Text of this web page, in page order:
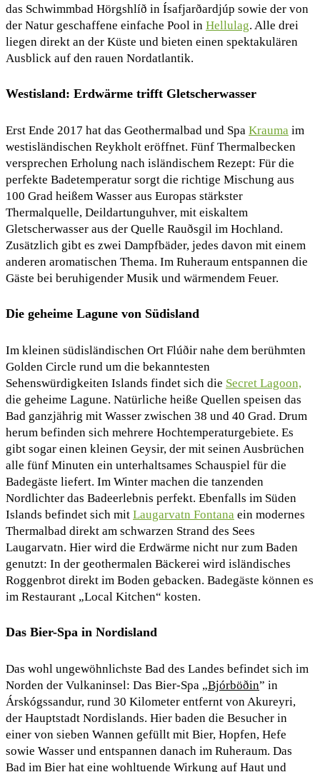
das Schwimmbad Hörgshlíð in Ísafjarðardjúp sowie der von
der Natur geschaffene einfache Pool in Hellulag. Alle drei
liegen direkt an der Küste und bieten einen spektakulären
Ausblick auf den rauen Nordatlantik.
Westisland: Erdwärme trifft Gletscherwasser
Erst Ende 2017 hat das Geothermalbad und Spa Krauma im
westisländischen Reykholt eröffnet. Fünf Thermalbecken
versprechen Erholung nach isländischem Rezept: Für die
perfekte Badetemperatur sorgt die richtige Mischung aus
100 Grad heißem Wasser aus Europas stärkster
Thermalquelle, Deildartunguhver, mit eiskaltem
Gletscherwasser aus der Quelle Rauðsgil im Hochland.
Zusätzlich gibt es zwei Dampfbäder, jedes davon mit einem
anderen aromatischen Thema. Im Ruheraum entspannen die
Gäste bei beruhigender Musik und wärmendem Feuer.
Die geheime Lagune von Südisland
Im kleinen südisländischen Ort Flúðir nahe dem berühmten
Golden Circle rund um die bekanntesten
Sehenswürdigkeiten Islands findet sich die Secret Lagoon,
die geheime Lagune. Natürliche heiße Quellen speisen das
Bad ganzjährig mit Wasser zwischen 38 und 40 Grad. Drum
herum befinden sich mehrere Hochtemperaturgebiete. Es
gibt sogar einen kleinen Geysir, der mit seinen Ausbrüchen
alle fünf Minuten ein unterhaltsames Schauspiel für die
Badegäste liefert. Im Winter machen die tanzenden
Nordlichter das Badeerlebnis perfekt. Ebenfalls im Süden
Islands befindet sich mit Laugarvatn Fontana ein modernes
Thermalbad direkt am schwarzen Strand des Sees
Laugarvatn. Hier wird die Erdwärme nicht nur zum Baden
genutzt: In der geothermalen Bäckerei wird isländisches
Roggenbrot direkt im Boden gebacken. Badegäste können es
im Restaurant „Local Kitchen“ kosten.
Das Bier-Spa in Nordisland
Das wohl ungewöhnlichste Bad des Landes befindet sich im
Norden der Vulkaninsel: Das Bier-Spa „Bjórböðin” in
Árskógssandur, rund 30 Kilometer entfernt von Akureyri,
der Hauptstadt Nordislands. Hier baden die Besucher in
einer von sieben Wannen gefüllt mit Bier, Hopfen, Hefe
sowie Wasser und entspannen danach im Ruheraum. Das
Bad im Bier hat eine wohltuende Wirkung auf Haut und